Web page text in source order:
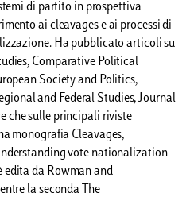
di partito in prospettiva
ai cleavages e ai processi di
Ha pubblicato articoli su
Comparative Political
Society and Politics,
and Federal Studies, Journal
che sulle principali riviste
monografia Cleavages,
vote nationalization
edita da Rowman and
la seconda The